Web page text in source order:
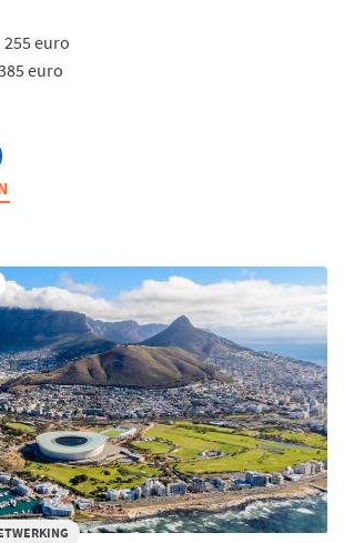
euro
euro